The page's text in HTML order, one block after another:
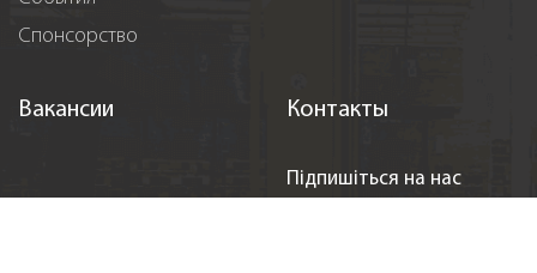
Спонсорство
Вакансии Контакты
Підпишіться на нас